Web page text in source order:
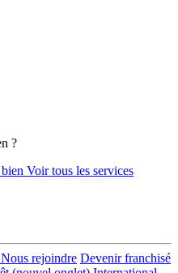
?
Voir tous les services
Nous rejoindre Devenir franchisé